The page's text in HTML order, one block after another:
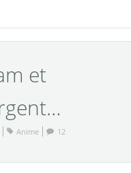
et
Anime
12